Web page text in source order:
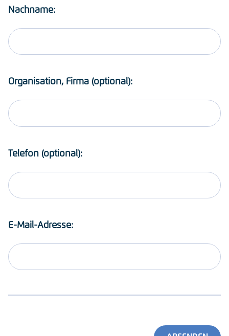
Nachname:
Organisation, Firma (optional):
Telefon (optional):
E-Mail-Adresse: